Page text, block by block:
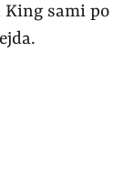
sami po